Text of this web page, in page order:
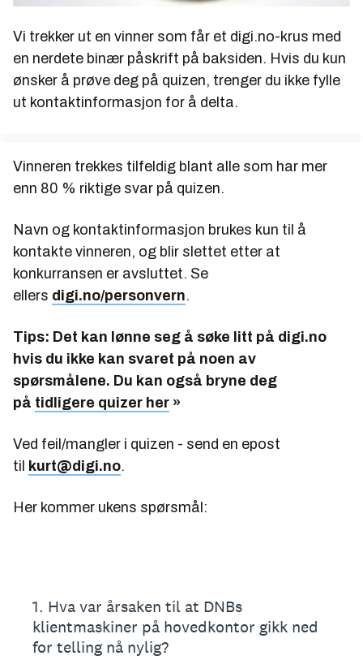
Vi trekker ut en vinner som får et digi.no-krus med
en nerdete binær påskrift på baksiden. Hvis du kun
ønsker å prøve deg på quizen, trenger du ikke fylle
ut kontaktinformasjon for å delta.
Vinneren trekkes tilfeldig blant alle som har mer
enn 80 % riktige svar på quizen.
Navn og kontaktinformasjon brukes kun til å
kontakte vinneren, og blir slettet etter at
konkurransen er avsluttet. Se
ellers digi.no/personvern.
Tips: Det kan lønne seg å søke litt på digi.no
hvis du ikke kan svaret på noen av
spørsmålene. Du kan også bryne deg
på tidligere quizer her »
Ved feil/mangler i quizen - send en epost
til kurt@digi.no.
Her kommer ukens spørsmål: